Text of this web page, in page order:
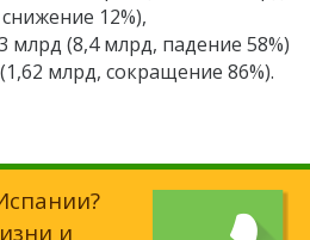
12%),
млрд (8,4 млрд, падение 58%)
млрд, сокращение 86%).
и